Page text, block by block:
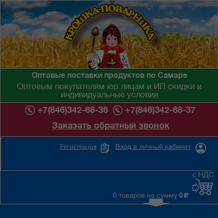
Оптовые поставки продуктов по Самаре
Оптовым покупателям юр.лицам и ИП скидки и
индивидуальные условия
+7(846)342-68-36
+7(846)342-68-37
Заказать обратный звонок
Вход в личный кабинет
Регистрация
0 товаров на сумму 0 c
с НДС